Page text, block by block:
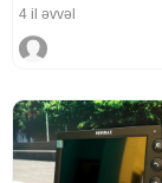
4 il əvvəl